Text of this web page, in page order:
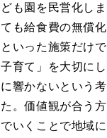
ども園を民営化し
ても給食費の無償
といった施策だけ
子育て」を大切に
に響かないという
た。価値観が合う
でいくことで地域